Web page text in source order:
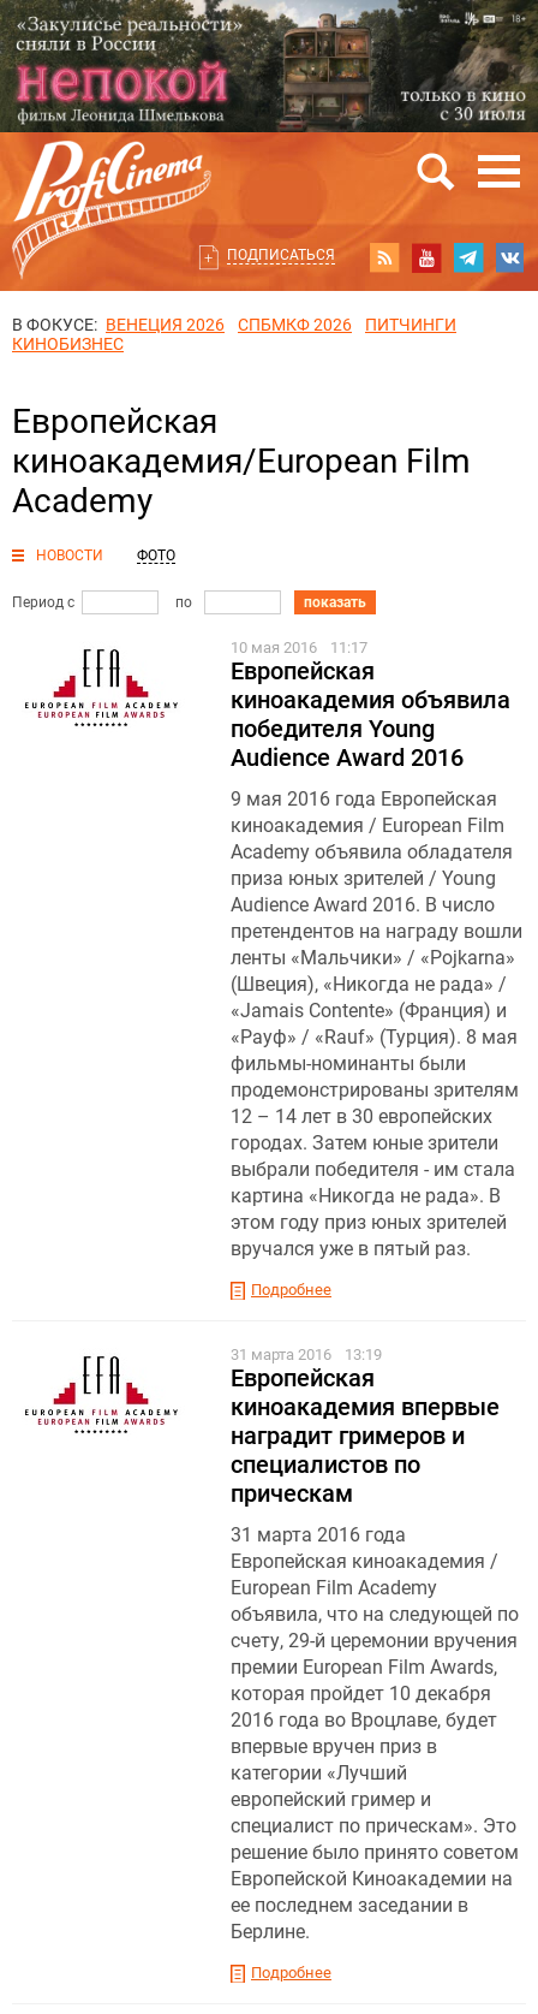
ПОДПИСАТЬСЯ
В ФОКУСЕ: ВЕНЕЦИЯ 2026 СПБМКФ 2026
ПИТЧИНГИ
КИНОБИЗНЕС
Европейская
киноакадемия/European Film
Academy
НОВОСТИ ФОТО
Период с по показать
10 мая 2016 11:17
Европейская
киноакадемия объявила
победителя Young
Audience Award 2016
9 мая 2016 года Европейская
киноакадемия / European Film
Academy объявила обладателя
приза юных зрителей / Young
Audience Award 2016. В число
претендентов на награду вошли
ленты «Мальчики» / «Pojkarna»
(Швеция), «Никогда не рада» /
«Jamais Contente» (Франция) и
«Рауф» / «Rauf» (Турция). 8 мая
фильмы-номинанты были
продемонстрированы зрителям
12 – 14 лет в 30 европейских
городах. Затем юные зрители
выбрали победителя - им стала
картина «Никогда не рада». В
этом году приз юных зрителей
вручался уже в пятый раз.
Подробнее
31 марта 2016 13:19
Европейская
киноакадемия впервые
наградит гримеров и
специалистов по
прическам
31 марта 2016 года
Европейская киноакадемия /
European Film Academy
объявила, что на следующей по
счету, 29-й церемонии вручения
премии European Film Awards,
которая пройдет 10 декабря
2016 года во Вроцлаве, будет
впервые вручен приз в
категории «Лучший
европейский гример и
специалист по прическам». Это
решение было принято советом
Европейской Киноакадемии на
ее последнем заседании в
Берлине.
Подробнее